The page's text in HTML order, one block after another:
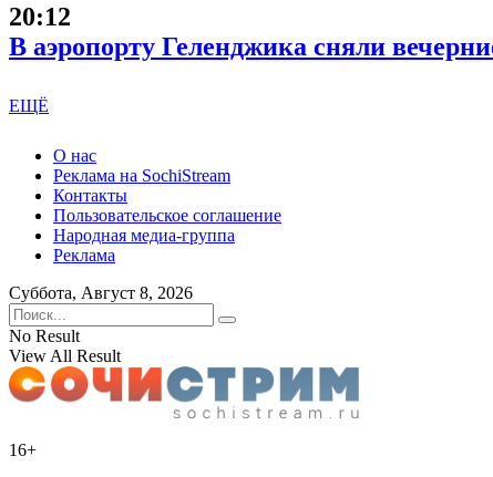
20:12
В аэропорту Геленджика сняли
ЕЩЁ
О нас
Реклама на SochiStream
Контакты
Пользовательское соглашение
Народная медиа-группа
Реклама
Суббота, Август 8, 2026
No Result
View All Result
16+